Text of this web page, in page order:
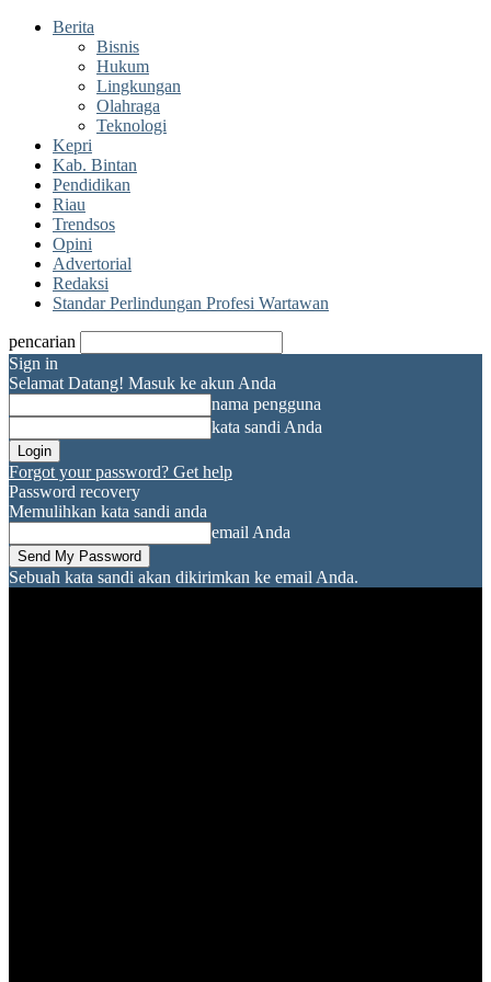
Berita
Bisnis
Hukum
Lingkungan
Olahraga
Teknologi
Kepri
Kab. Bintan
Pendidikan
Riau
Trendsos
Opini
Advertorial
Redaksi
Standar Perlindungan Profesi Wartawan
pencarian
Sign in
Selamat Datang! Masuk ke akun Anda
nama pengguna
kata sandi Anda
Forgot your password? Get help
Password recovery
Memulihkan kata sandi anda
email Anda
Sebuah kata sandi akan dikirimkan ke email Anda.